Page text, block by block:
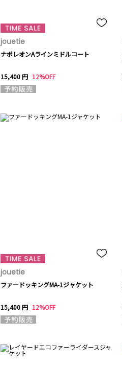
jouetie
ナポレオンAラインミドルコート
15,400 円 12%OFF
jouetie
ファードッキングMA-1ジャケット
15,400 円 12%OFF